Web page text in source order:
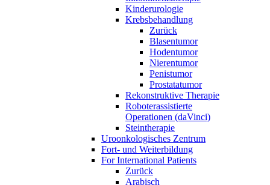
Kinderurologie
Krebsbehandlung
Zurück
Blasentumor
Hodentumor
Nierentumor
Penistumor
Prostatatumor
Rekonstruktive Therapie
Roboterassistierte
Operationen (daVinci)
Steintherapie
Uroonkologisches Zentrum
Fort- und Weiterbildung
For International Patients
Zurück
Arabisch